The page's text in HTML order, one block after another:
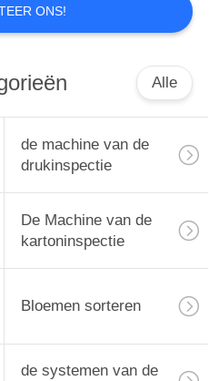
van
ONS!
Alle
de machine van de
drukinspectie
De Machine van de
kartoninspectie
Bloemen sorteren
de systemen van de